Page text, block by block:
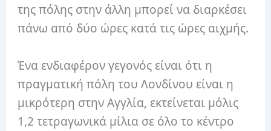
της πόλης στην άλλη μπορεί να διαρκέσει
πάνω από δύο ώρες κατά τις ώρες αιχμής.
Ένα ενδιαφέρον γεγονός είναι ότι η
πραγματική πόλη του Λονδίνου είναι η
μικρότερη στην Αγγλία, εκτείνεται μόλις
1,2 τετραγωνικά μίλια σε όλο το κέντρο